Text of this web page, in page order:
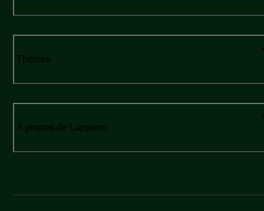
Thèmes
À propos de Lapperre